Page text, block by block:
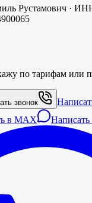
Рустамович ·
по тарифам или
звонок
в MAX